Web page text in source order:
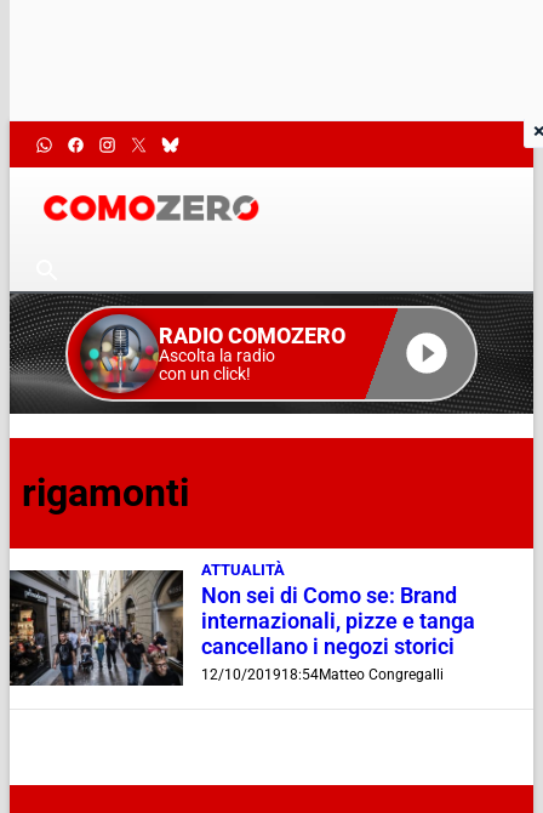
RADIO COMOZERO
Ascolta la radio
con un click!
rigamonti
ATTUALITÀ
Non sei di Como se: Brand
internazionali, pizze e tanga
cancellano i negozi storici
12/10/201918:54Matteo Congregalli